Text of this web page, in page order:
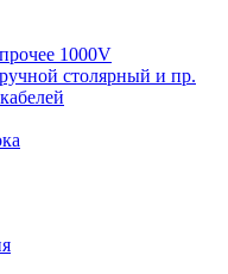
1000V
столярный и пр.